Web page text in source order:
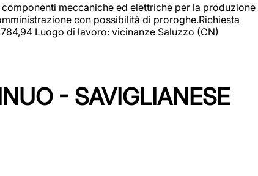
meccaniche ed elettriche per la produzione
con possibilità di proroghe.Richiesta
Luogo di lavoro: vicinanze Saluzzo (CN)
- SAVIGLIANESE